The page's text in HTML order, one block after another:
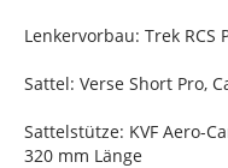
Lenkervorbau: Trek RCS
Sattel: Verse Short Pro,
Sattelstütze: KVF Aero-
320 mm Länge